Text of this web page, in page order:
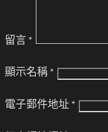
留言 *
顯示名稱 *
電子郵件地址 *